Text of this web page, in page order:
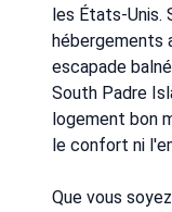
les États-Unis.
hébergements
escapade
South Padre
logement bon
le confort ni
Que vous